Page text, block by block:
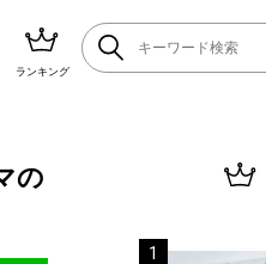
ランキング
の